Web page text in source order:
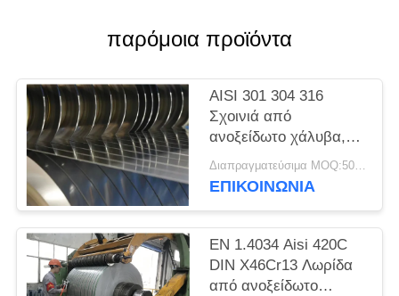
PRIVACY
POLICY
παρόμοια προϊόντα
AISI 301 304 316
Σχοινιά από
ανοξείδωτο χάλυβα,
λωρίδες ακριβείας,
φύλλα, πλάκες
Διαπραγματεύσιμα MOQ:500 κλ
ΕΠΙΚΟΙΝΩΝΊΑ
EN 1.4034 Aisi 420C
DIN X46Cr13 Λωρίδα
από ανοξείδωτο